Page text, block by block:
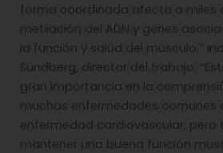
forma coordinada afecta a miles
metilación del ADN y genes
la función y salud del músculo,”
Sundberg, director del trabajo.
gran importancia en la
muchas enfermedades comunes
enfermedad cardiovascular, pero
mantener una buena función